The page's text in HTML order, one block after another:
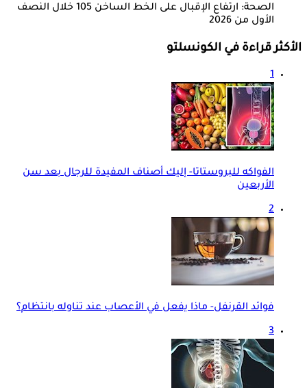
الصحة: ارتفاع الإقبال على الخط الساخن 105 خلال النصف
الأول من 2026
الأكثر قراءة في الكونسلتو
1
الفواكه للبروستاتا- إليك أصناف المفيدة للرجال بعد سن
الأربعين
2
فوائد القرنفل- ماذا يفعل في الأعصاب عند تناوله بانتظام؟
3